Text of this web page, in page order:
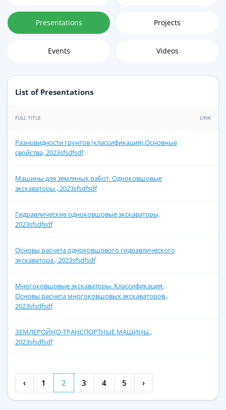
Presentations Projects
Events Videos
List of Presentations
FULL TITLE LINK
Разновидности грунтов (классификация).Основные
свойства, 2023sfsdfsdf
Машины для земляных работ. Одноковшовые
экскаваторы., 2023sfsdfsdf
Гидравлические одноковшовые экскаваторы,
2023sfsdfsdf
Основы расчета одноковшового гидравлического
экскаватора., 2023sfsdfsdf
Многоковшовые экскаваторы. Классификация.
Основы расчета многоковшовых экскаваторов.,
2023sfsdfsdf
ЗЕМЛЕРОЙНО-ТРАНСПОРТНЫЕ МАШИНЫ.,
2023sfsdfsdf
‹ 1 2 3 4 5 ›